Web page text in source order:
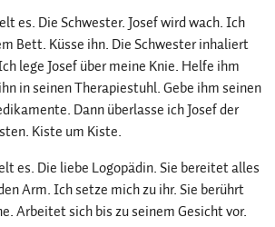
es. Die Schwester. Josef wird wach. Ich
Bett. Küsse ihn. Die Schwester inhaliert
lege Josef über meine Knie. Helfe ihm
in seinen Therapiestuhl. Gebe ihm seinen
Dann überlasse ich Josef der
Kiste um Kiste.
es. Die liebe Logopädin. Sie bereitet alles
Arm. Ich setze mich zu ihr. Sie berührt
Arbeitet sich bis zu seinem Gesicht vor.